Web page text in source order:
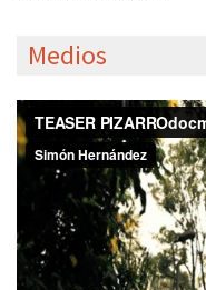
Medios